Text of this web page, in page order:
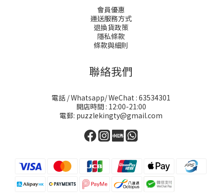
會員優惠
運送服務方式
退換貨政策
隱私條款
條款與細則
聯絡我們
電話 / Whatsapp/ WeChat : 63534301
開店時間 : 12:00-21:00
電郵: puzzlekingty@gmail.com